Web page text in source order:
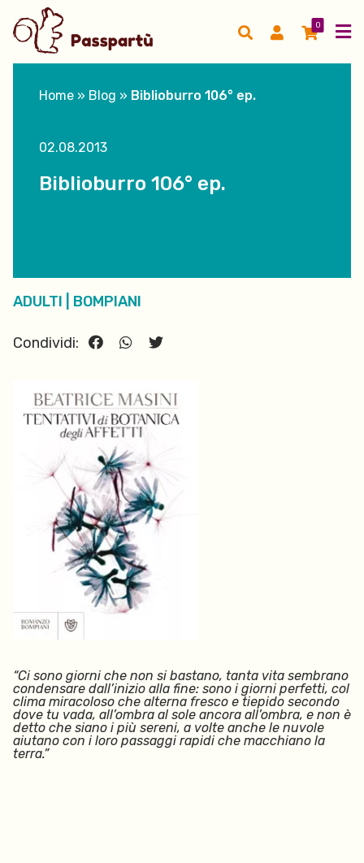
0
Home » Blog » Biblioburro 106° ep.
02.08.2013
Biblioburro 106° ep.
ADULTI BOMPIANI
Condividi:
“Ci sono giorni che non si bastano, tanta vita sembrano
condensare dall’inizio alla fine: sono i giorni perfetti, col
clima miracoloso che alterna fresco e tiepido secondo
dove tu vada, all’ombra al sole ancora all’ombra, e non è
detto che siano i più sereni, a volte anche le nuvole
aiutano con i loro passaggi rapidi che macchiano la
terra.”